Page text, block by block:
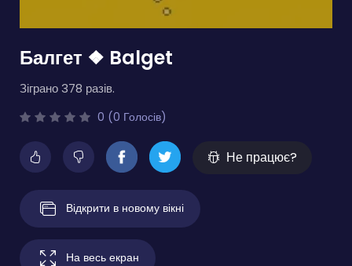
Балгет ❖ Balget
Зіграно 378 разів.
0 (0 Голосів)
Не працює?
Відкрити в новому вікні
На весь екран